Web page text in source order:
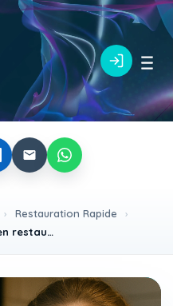
› Restauration Rapide
›
Alternance en restauration rapide H/F – Obtenez un Bac+3